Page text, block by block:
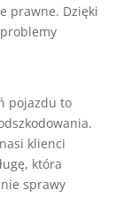
prawne. Dzięki
pojazdu to
klienci
która
sprawy